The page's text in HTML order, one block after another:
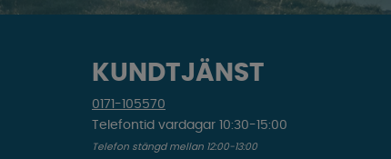
KUNDTJÄNST
0171-105570
Telefontid vardagar 10:30-15:00
Telefon stängd mellan 12:00-13:00